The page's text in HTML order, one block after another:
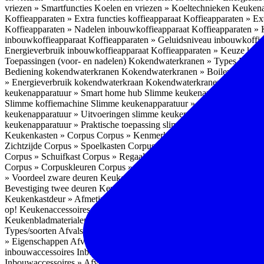
vriezen » Smartfuncties Koelen en vriezen » Koeltechnieken
Koffieapparaten » Extra functies koffieapparaat Koffieapparaten »
Koffieapparaten » Nadelen inbouwkoffieapparaat Koffieapparaten »
inbouwkoffieapparaat Koffieapparaten » Geluidsniveau
Energieverbruik inbouwkoffieapparaat Koffieapparaten » Keuze
Toepassingen (voor- en nadelen) Kokendwaterkranen » Types
Bediening kokendwaterkranen Kokendwaterkranen » Boilers
» Energieverbruik kokendwaterkraan Kokendwaterkranen »
keukenapparatuur » Smart home hub Slimme keukenapparatuur »
Slimme koffiemachine Slimme keukenapparatuur » Slimme stekker
keukenapparatuur » Uitvoeringen slimme keukenapparatuur
keukenapparatuur » Praktische toepassing slimme keukenapparatuur
Keukenkasten » Corpus Corpus » Kenmerken
Zichtzijde Corpus » Spoelkasten Corpus » Soorten keukenkasten
Corpus » Schuifkast Corpus » Regaalkast
Corpus » Corpuskleuren Corpus » Corpus in kleur
» Voordeel zware deuren Keukenkasten » Kastindeling
Bevestiging twee deuren Keukenkastdeur » Vaatwasserdeur
Keukenkastdeur » Afmetingen
op! KeukenaccessoiresKeukenaccessoires » Achterwanden
Keukenbladmaterialen als achterwand
Types/soorten Afvalsystemen » Installatie
» Eigenschappen Afvalsystemen » Inhoud
inbouwaccessoires Inbouwaccessoires » Bestek- en ladeindelingen